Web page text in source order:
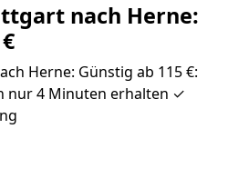
nach Herne:
Herne: Günstig ab 115 €:
nur 4 Minuten erhalten ✓